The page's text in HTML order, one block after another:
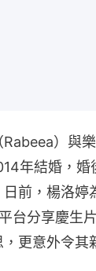
）與
年結婚，婚
前，楊洛
台分享慶生
更意外令其